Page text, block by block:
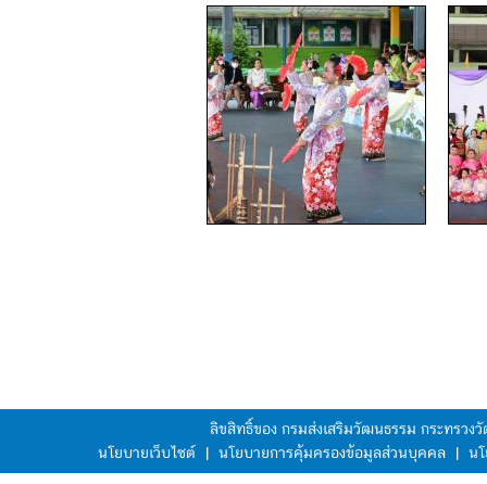
ลิขสิทธิ์ของ กรมส่งเสริมวัฒนธรรม กระทรว
นโยบายเว็บไซต์
| นโยบายการคุ้มครองข้อมูลส่วนบุคคล | น